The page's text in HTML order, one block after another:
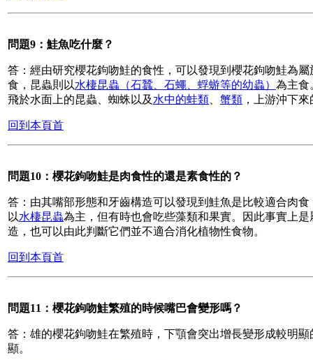
問題9：鮭魚吃什麼？
答：經由研究櫻花鉤吻鮭的食性，可以發現到櫻花鉤吻鮭為
食，昆蟲則以水棲昆蟲（石蠶、石蠅、蜉蝣等的幼蟲） 為主食
飛於水面上的昆蟲、蜘蛛以及 水中的蛙類 蟹類 ，上游沖下
回到本頁首
問題10：櫻花鉤吻鮭是肉食性的還是素食性的？
答：由其嘴部形態和牙齒構造可以發現到鮭魚是比較適合肉
以水棲昆蟲為主，但有時也會吃些藻類和果實。因此事實上
造，也可以由此判斷它們並不適合消化植物性食物。
回到本頁首
問題11：櫻花鉤吻鮭繁殖的時候嘴巴會變形嗎？
答：雄的櫻花鉤吻鮭在繁殖時，下顎會突出增長變形成較明
顯。